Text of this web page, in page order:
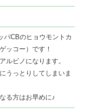
パCBのヒョウモントカ
ッコー）です！
ルビノになります。
うっとりしてしまいま
る方はお早めに♪